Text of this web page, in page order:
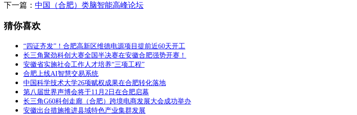
下一篇： 中国（合肥）类脑智能高峰论坛
猜你喜欢
“四证齐发”！合肥高新区维德电源项目提前近60天开工
长三角聚劲科创大赛全国半决赛在安徽合肥强势开赛！
安徽省实施社会工作人才培养“三项工程”
合肥上线AI智慧交易系统
中国科学技术大学26项赋权成果在合肥转化落地
第八届世界声博会将于11月2日在合肥启幕
长三角G60科创走廊（合肥）跨境电商发展大会成功举办
安徽出台措施推进县域特色产业集群发展